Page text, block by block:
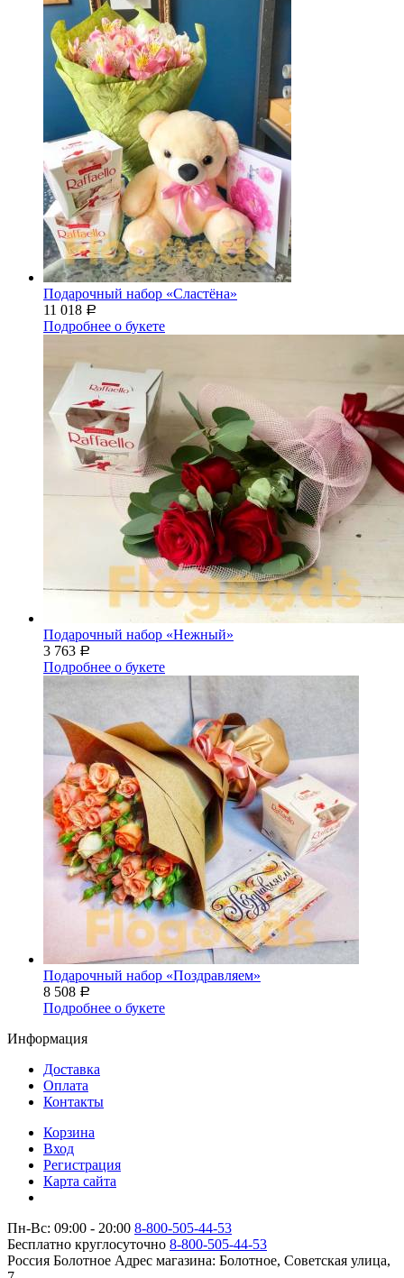
Подарочный набор «Сластёна»
11 018 Р
Подробнее о букете
Подарочный набор «Нежный»
3 763 Р
Подробнее о букете
Подарочный набор «Поздравляем»
8 508 Р
Подробнее о букете
Информация
Доставка
Оплата
Контакты
Корзина
Вход
Регистрация
Карта сайта
Пн-Вс: 09:00 - 20:00 8-800-505-44-53
Бесплатно круглосуточно 8-800-505-44-53
Россия Болотное Адрес магазина: Болотное, Советская улица,